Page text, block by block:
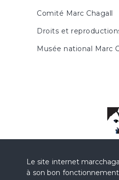
Le site internet
à son bon
Comité Marc Chagall
Droits et
Musée national Marc